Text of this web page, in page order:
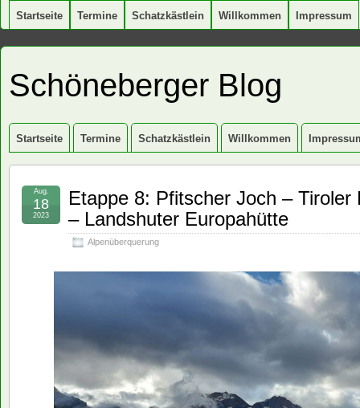
Startseite Termine Schatzkästlein Willkommen Impressum
Schöneberger Blog
Startseite Termine Schatzkästlein Willkommen
Etappe 8: Pfitscher Joch –
– Landshuter Europahütte
Alpenüberquerung
Aug.
18
2023